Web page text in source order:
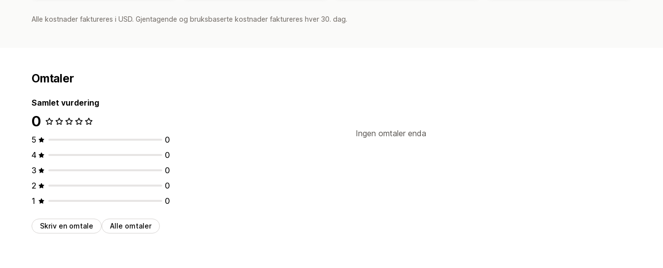
Alle kostnader faktureres i USD. Gjentagende og bruksbaserte kostnader faktureres hver 30. dag.
Omtaler
Samlet vurdering
0
5
0
4
0
3
0
2
0
1
0
Skriv en omtale Alle omtaler
Ingen omtaler enda